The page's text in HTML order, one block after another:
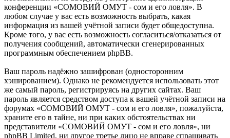
конференции «СОМОВИЙ ОМУТ - сом и его ловля». В
любом случае у вас есть возможность выбрать, какая
информация из вашей учётной записи будет общедоступна.
Кроме того, у вас есть возможность согласиться/отказаться от
получения сообщений, автоматически сгенерированных
программным обеспечением phpBB.
Ваш пароль надёжно зашифрован (односторонним
хэшированием). Однако не рекомендуется использовать этот
же самый пароль, регистрируясь на других сайтах. Ваш
пароль является средством доступа к вашей учётной записи на
форумах «СОМОВИЙ ОМУТ - сом и его ловля», пожалуйста,
храните его в тайне, ни при каких обстоятельствах ни
представители «СОМОВИЙ ОМУТ - сом и его ловля», ни
phpBB Limited, ни другое третье лицо не вправе спрашивать